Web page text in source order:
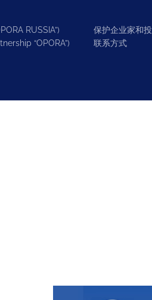
RUSSIA”)
“OPORA”)
保护企业家和
联系方式